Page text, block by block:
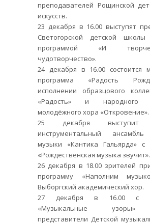
преподавателей Рощинской
искусств.
23 декабря в 16.00 выступят
Светогорской детской школы
программой «И
чудотворчество».
24 декабря в 16.00 состоится
программа «Радость
исполнении образцового
«Радость» и народного
молодёжного хора «Откровение».
25 декабря выступит
инструментальный ансамбль
музыки «Кантика Гальярда» с
«Рождественская музыка звучит».
26 декабря в 18.00 зрителей
программу «Наполним
Выборгский академический хор.
27 декабря в 16.00 с
«Музыкальные узоры»
представители Детской